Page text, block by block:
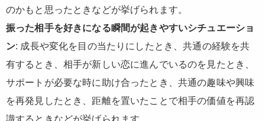
のかもと思ったときなどが挙げられます。
振った相手を好きになる瞬間が起きやすいシチュエーショ
ン: 成長や変化を目の当たりにしたとき、共通の経験を共
有するとき、相手が新しい恋に進んでいるのを見たとき、
サポートが必要な時に助け合ったとき、共通の趣味や興味
を再発見したとき、距離を置いたことで相手の価値を再認
識するときなどが挙げられます。